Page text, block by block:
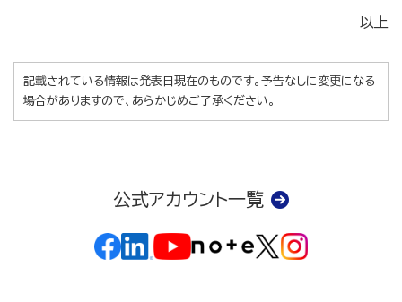
以上
記載されている情報は発表日現在のものです。予告なしに変更になる
場合がありますので、あらかじめご了承ください。
公式アカウント一覧